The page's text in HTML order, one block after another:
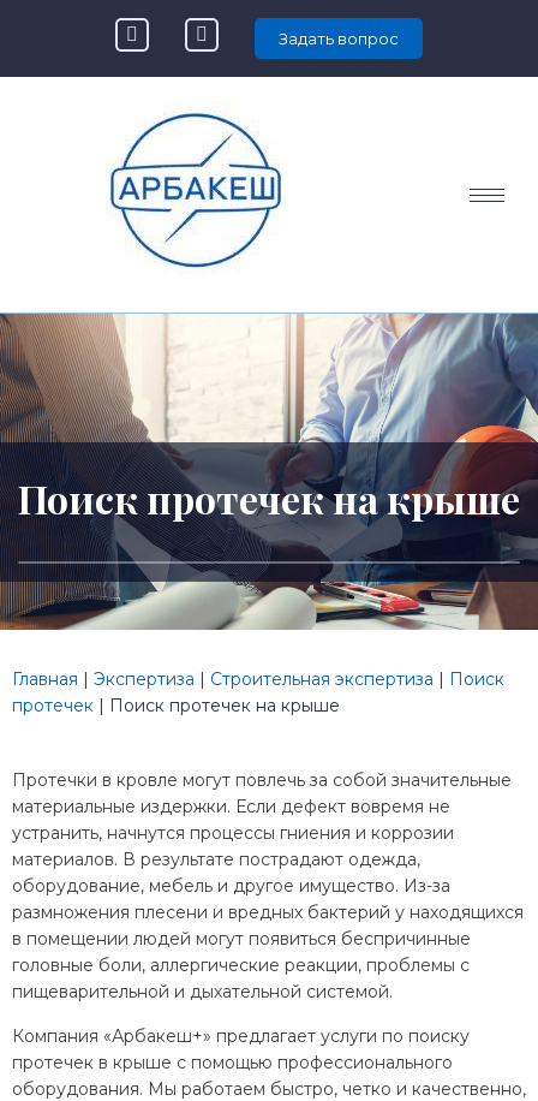
Задать вопрос
Поиск протечек на крыше
Главная | Экспертиза | Строительная экспертиза | Поиск
протечек | Поиск протечек на крыше
Протечки в кровле могут повлечь за собой значительные
материальные издержки. Если дефект вовремя не
устранить, начнутся процессы гниения и коррозии
материалов. В результате пострадают одежда,
оборудование, мебель и другое имущество. Из-за
размножения плесени и вредных бактерий у находящихся
в помещении людей могут появиться беспричинные
головные боли, аллергические реакции, проблемы с
пищеварительной и дыхательной системой.
Компания «Арбакеш+» предлагает услуги по поиску
протечек в крыше с помощью профессионального
оборудования. Мы работаем быстро, четко и качественно,